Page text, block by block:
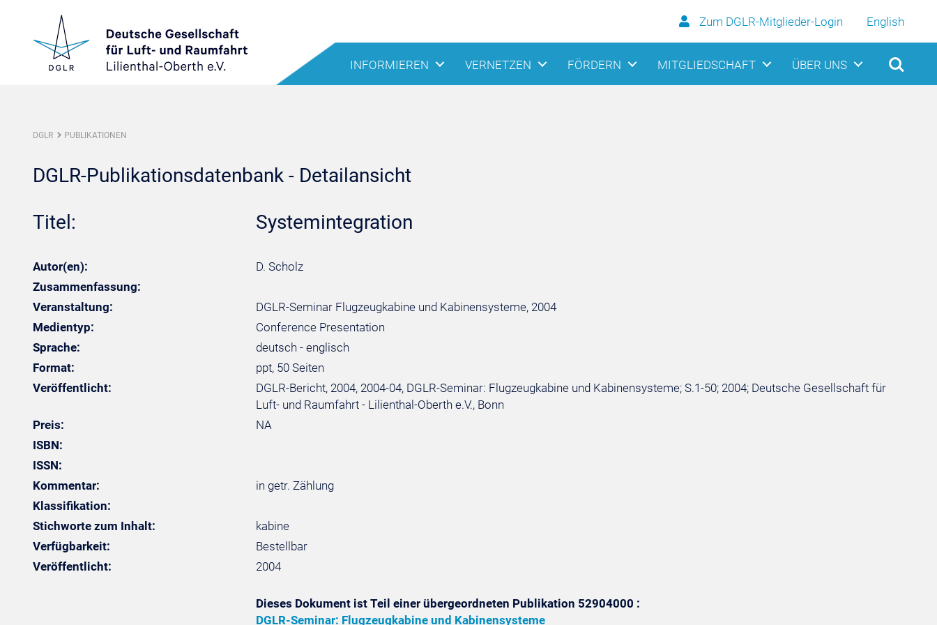
Zum DGLR-Mitglieder-Login English
INFORMIEREN VERNETZEN FÖRDERN MITGLIEDSCHAFT ÜBER UNS
DGLR PUBLIKATIONEN
DGLR-Publikationsdatenbank - Detailansicht
Titel: Systemintegration
Autor(en):
D. Scholz
Zusammenfassung:
Veranstaltung:
DGLR-Seminar Flugzeugkabine und Kabinensysteme, 2004
Medientyp:
Conference Presentation
Sprache:
deutsch - englisch
Format:
ppt, 50 Seiten
Veröffentlicht:
DGLR-Bericht, 2004, 2004-04, DGLR-Seminar: Flugzeugkabine und Kabinensysteme; S.1-50; 2004; Deutsche Gesellschaft für
Luft- und Raumfahrt - Lilienthal-Oberth e.V., Bonn
Preis:
NA
ISBN:
ISSN:
Kommentar:
in getr. Zählung
Klassifikation:
Stichworte zum Inhalt:
kabine
Verfügbarkeit:
Bestellbar
Veröffentlicht:
2004
Dieses Dokument ist Teil einer übergeordneten Publikation 52904000 :
DGLR-Seminar: Flugzeugkabine und Kabinensysteme